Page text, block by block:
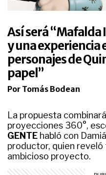
Así será “Mafalda
y una experiencia
personajes de
papel”
Por Tomás Bodean
La propuesta
proyecciones 360°,
GENTE habló con
productor, quien
ambicioso proyecto.